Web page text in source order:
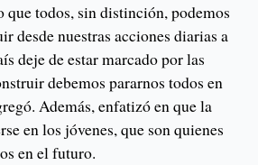
que todos, sin distinción, podemos
desde nuestras acciones diarias a
deje de estar marcado por las
debemos pararnos todos en
Además, enfatizó en que la
en los jóvenes, que son quienes
en el futuro.